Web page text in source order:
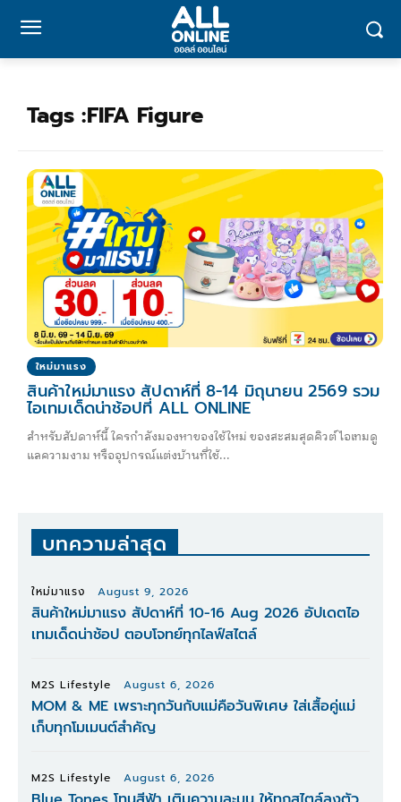
Tags :FIFA Figure
ใหม่มาแรง
สินค้าใหม่มาแรง สัปดาห์ที่ 8-14 มิถุนายน 2569 รวม
ไอเทมเด็ดน่าช้อปที่ ALL ONLINE
สำหรับสัปดาห์นี้ ใครกำลังมองหาของใช้ใหม่ ของสะสมสุดคิวต์ ไอเทมดู
แลความงาม หรืออุปกรณ์แต่งบ้านที่ใช้...
บทความล่าสุด
ใหม่มาแรง August 9, 2026
สินค้าใหม่มาแรง สัปดาห์ที่ 10-16 Aug 2026 อัปเดตไอ
เทมเด็ดน่าช้อป ตอบโจทย์ทุกไลฟ์สไตล์
M2S Lifestyle August 6, 2026
MOM & ME เพราะทุกวันกับแม่คือวันพิเศษ ใส่เสื้อคู่แม่
เก็บทุกโมเมนต์สำคัญ
M2S Lifestyle August 6, 2026